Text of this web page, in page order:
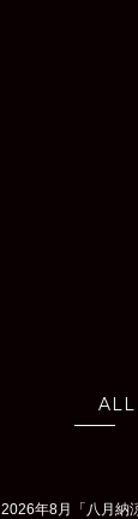
ALL
2026年8月「八月納